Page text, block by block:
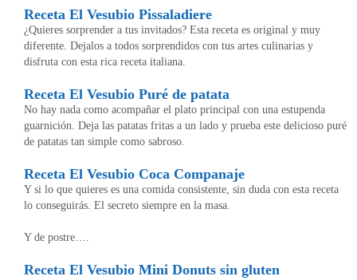
Receta El Vesubio Pissaladiere
¿Quieres sorprender a tus invitados? Esta receta es original y muy
diferente. Dejalos a todos sorprendidos con tus artes culinarias y
disfruta con esta rica receta italiana.
Receta El Vesubio Puré de patata
No hay nada como acompañar el plato principal con una estupenda
guarnición. Deja las patatas fritas a un lado y prueba este delicioso puré
de patatas tan simple como sabroso.
Receta El Vesubio Coca Companaje
Y si lo que quieres es una comida consistente, sin duda con esta receta
lo conseguirás. El secreto siempre en la masa.
Y de postre….
Receta El Vesubio Mini Donuts sin gluten